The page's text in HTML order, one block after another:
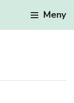
Meny